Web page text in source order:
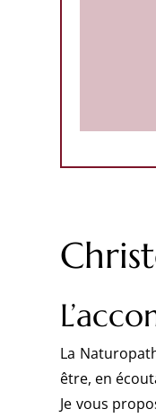
La
être, en
Je vous